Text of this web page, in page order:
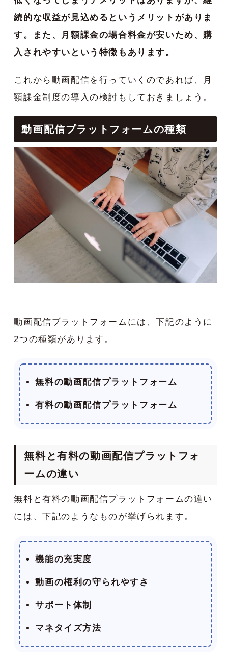
続的な収益が見込めるというメリットがありま
す。また、月額課金の場合料金が安いため、購
入されやすいという特徴もあります。
これから動画配信を行っていくのであれば、月
額課金制度の導入の検討もしておきましょう。
動画配信プラットフォームの種類
動画配信プラットフォームには、下記のように
2つの種類があります。
無料の動画配信プラットフォーム
有料の動画配信プラットフォーム
無料と有料の動画配信プラットフォ
ームの違い
無料と有料の動画配信プラットフォームの違い
には、下記のようなものが挙げられます。
機能の充実度
動画の権利の守られやすさ
サポート体制
マネタイズ方法